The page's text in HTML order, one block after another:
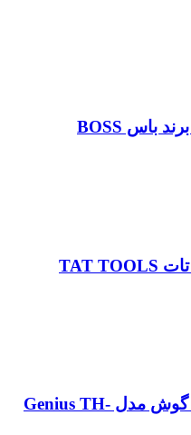
جعبه بیت 15 پارچه آلنی شش گوش مدل Genius TH-